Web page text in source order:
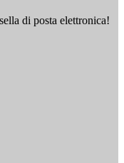
di posta elettronica!